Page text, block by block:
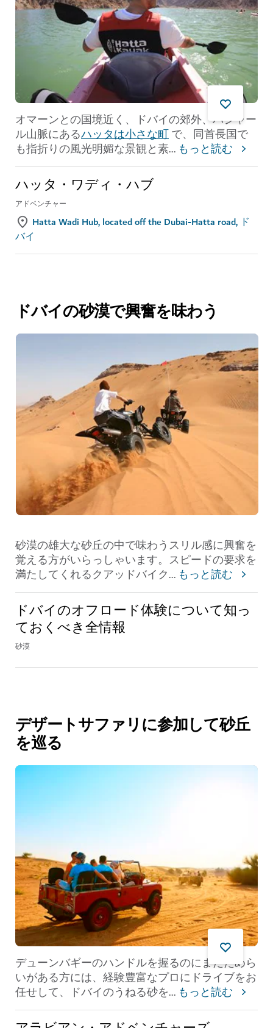
オマーンとの国境近く、ドバイの郊外、ハジャー
ル山脈にあるハッタは小さな町で、同首長国で
も指折りの風光明媚な景観と素... もっと読む
ハッタ・ワディ・ハブ
アドベンチャー
Hatta Wadi Hub, located off the Dubai-Hatta road, ド
バイ
ドバイの砂漠で興奮を味わう
砂漠の雄大な砂丘の中で味わうスリル感に興奮を
覚える方がいらっしゃいます。スピードの要求を
満たしてくれるクアッドバイク... もっと読む
ドバイのオフロード体験について知っ
ておくべき全情報
砂漠
デザートサファリに参加して砂丘
を巡る
デューンバギーのハンドルを握るのにまだためら
いがある方には、経験豊富なプロにドライブをお
任せして、ドバイのうねる砂を... もっと読む